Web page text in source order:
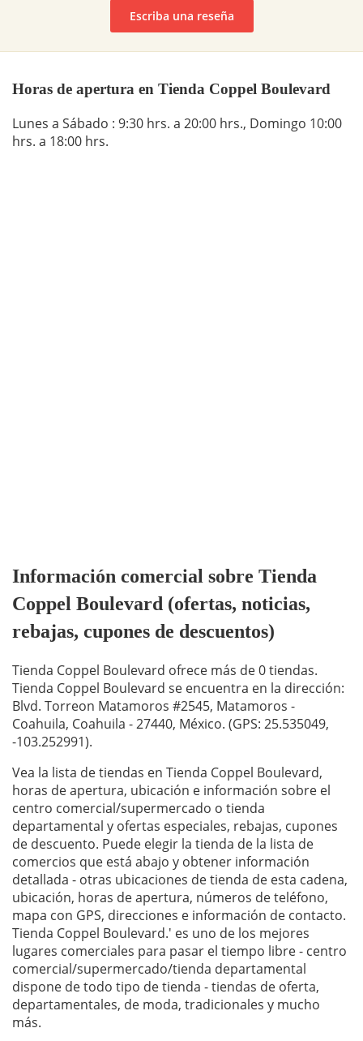
Escriba una reseña
Horas de apertura en Tienda Coppel Boulevard
Lunes a Sábado : 9:30 hrs. a 20:00 hrs., Domingo 10:00
hrs. a 18:00 hrs.
Información comercial sobre Tienda
Coppel Boulevard (ofertas, noticias,
rebajas, cupones de descuentos)
Tienda Coppel Boulevard ofrece más de 0 tiendas.
Tienda Coppel Boulevard se encuentra en la dirección:
Blvd. Torreon Matamoros #2545, Matamoros -
Coahuila, Coahuila - 27440, México. (GPS: 25.535049,
-103.252991).
Vea la lista de tiendas en Tienda Coppel Boulevard,
horas de apertura, ubicación e información sobre el
centro comercial/supermercado o tienda
departamental y ofertas especiales, rebajas, cupones
de descuento. Puede elegir la tienda de la lista de
comercios que está abajo y obtener información
detallada - otras ubicaciones de tienda de esta cadena,
ubicación, horas de apertura, números de teléfono,
mapa con GPS, direcciones e información de contacto.
Tienda Coppel Boulevard.' es uno de los mejores
lugares comerciales para pasar el tiempo libre - centro
comercial/supermercado/tienda departamental
dispone de todo tipo de tienda - tiendas de oferta,
departamentales, de moda, tradicionales y mucho
más.